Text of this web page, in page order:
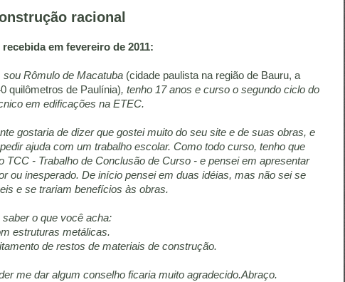
racional
recebida em fevereiro de 2011:
sou Rômulo de Macatuba (cidade paulista na região de Bauru, a
quilômetros de Paulínia), tenho 17 anos e curso o segundo ciclo do
em edificações na ETEC.
gostaria de dizer que gostei muito do seu site e de suas obras, e
ajuda com um trabalho escolar. Como todo curso, tenho que
TCC - Trabalho de Conclusão de Curso - e pensei em apresentar
ou inesperado. De início pensei em duas idéias, mas não sei se
e se trariam benefícios às obras.
o que você acha:
estruturas metálicas.
de restos de materiais de construção.
me dar algum conselho ficaria muito agradecido.Abraço.